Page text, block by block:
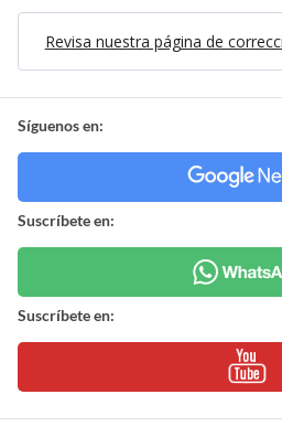
Revisa nuestra página de
Síguenos en:
Suscríbete en:
Suscríbete en: